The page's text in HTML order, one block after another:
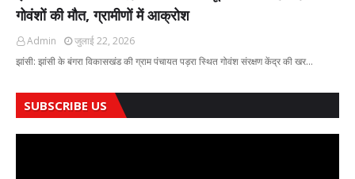
गोवंशों की मौत, ग्रामीणों में आक्रोश
Admin
जुलाई 22, 2026
झांसी: झांसी के बंगरा विकासखंड की ग्राम पंचायत पड़रा स्थित गोवंश संरक्षण केंद्र की खर…
SUBSCRIBE US